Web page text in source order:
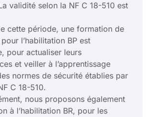
validité selon la NF C 18-510 est
cette période, une formation de
l’habilitation BP est
pour actualiser leurs
et veiller à l’apprentissage
normes de sécurité établies par
C 18-510.
nous proposons également
à l’habilitation BR, pour les